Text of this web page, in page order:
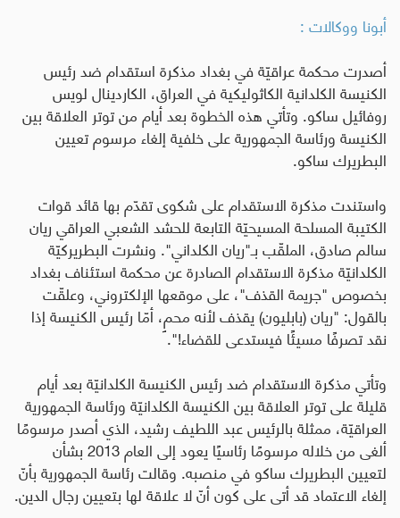
أبونا ووكالات :
أصدرت محكمة عراقيّة في بغداد مذكرة استقدام ضد رئيس
الكنيسة الكلدانية الكاثوليكية في العراق، الكاردينال لويس
روفائيل ساكو. وتأتي هذه الخطوة بعد أيام من توتر العلاقة بين
الكنيسة ورئاسة الجمهورية على خلفية إلغاء مرسوم تعيين
البطريرك ساكو.
واستندت مذكرة الاستقدام على شكوى تقدّم بها قائد قوات
الكتيبة المسلحة المسيحيّة التابعة للحشد الشعبي العراقي ريان
سالم صادق، الملقّب بـ"ريان الكلداني". ونشرت البطريركيّة
الكلدانيّة مذكرة الاستقدام الصادرة عن محكمة استئناف بغداد
بخصوص "جريمة القذف"، على موقعها الإلكتروني، وعلقّت
بالقول: "ريان (بابليون) يقذف لأنه محمٍ، أمّا رئيس الكنيسة إذا
نقد تصرفًا مسيئًا فيستدعى للقضاء!".
وتأتي مذكرة الاستقدام ضد رئيس الكنيسة الكلدانيّة بعد أيام
قليلة على توتر العلاقة بين الكنيسة الكلدانيّة ورئاسة الجمهورية
العراقيّة، ممثلة بالرئيس عبد اللطيف رشيد، الذي أصدر مرسومًا
ألغى من خلاله مرسومًا رئاسيًا يعود إلى العام 2013 بشأن
لتعيين البطريرك ساكو في منصبه. وقالت رئاسة الجمهورية بأنّ
إلغاء الاعتماد قد أتى على كون أنّ لا علاقة لها بتعيين رجال الدين.